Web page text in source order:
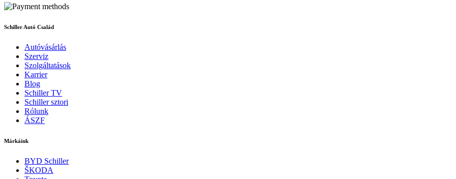
Schiller Autó Család
Autóvásárlás
Szerviz
Szolgáltatások
Karrier
Blog
Schiller TV
Schiller sztori
Rólunk
ÁSZF
Márkáink
BYD Schiller
ŠKODA